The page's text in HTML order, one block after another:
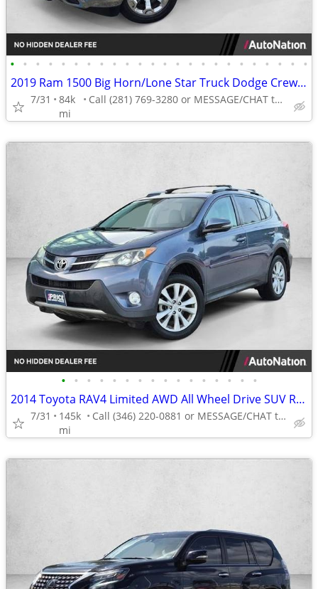
• • • • • • • • • • • • • • • • • • • • • • • •
2019 Ram 1500 Big Horn/Lone Star Truck Dodge Crew cab AUTONATION
7/31
84k
mi
Call (281) 769-3280 or MESSAGE/CHAT to confirm availability
• • • • • • • • • • • • • • • •
2014 Toyota RAV4 Limited AWD All Wheel Drive SUV RAV 4 AUTONATION
7/31
145k
mi
Call (346) 220-0881 or MESSAGE/CHAT to confirm availability